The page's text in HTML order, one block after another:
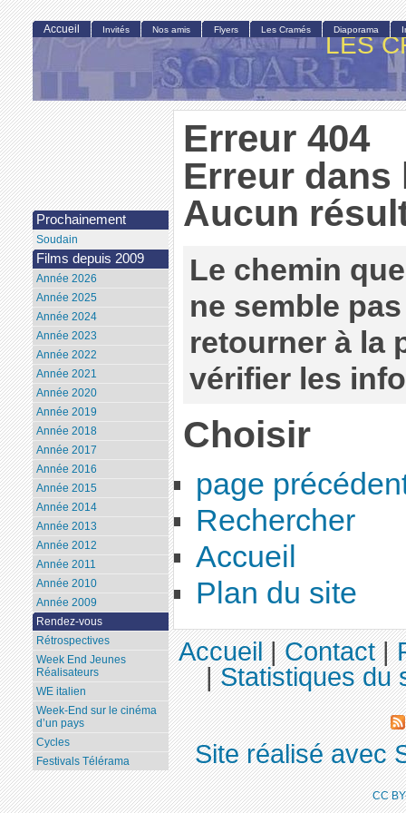
LES
Erreur 404
Erreur dans
Aucun
Le chemin
ne semble
retourner à la
vérifier les
Choisir
page
Rechercher
Accueil
Plan du site
Accueil Invités Nos amis Flyers Les Cramés Diaporama
Prochainement
Soudain
Films depuis 2009
Année 2026
Année 2025
Année 2024
Année 2023
Année 2022
Année 2021
Année 2020
Année 2019
Année 2018
Année 2017
Année 2016
Année 2015
Année 2014
Année 2013
Année 2012
Année 2011
Année 2010
Année 2009
Rendez-vous
Rétrospectives
Week End Jeunes
Réalisateurs
WE italien
Week-End sur le cinéma
d’un pays
Cycles
Festivals Télérama
Accueil|Contact|
|Statistiques du
Site réalisé avec
CC